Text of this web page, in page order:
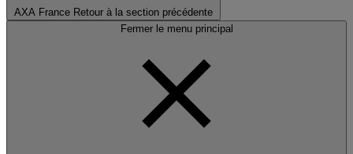
AXA France Retour à la section précédente
Fermer le menu principal